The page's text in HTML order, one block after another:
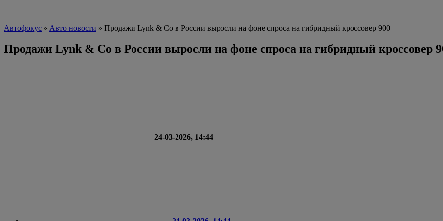
Автофокус » Авто новости » Продажи Lynk & Co в России выросли на фоне спроса на гибридный кроссовер 900
Продажи Lynk & Co в России выросли на фоне спроса на гибридный кроссовер
24-03-2026, 14:44